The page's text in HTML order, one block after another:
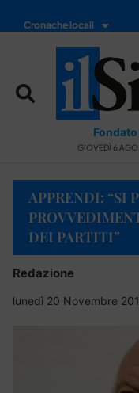
Cronache locali
GIOVEDÌ 6
APPRENDI: “SI
DEI PARTITI”
Redazione
lunedì 20 Novembre